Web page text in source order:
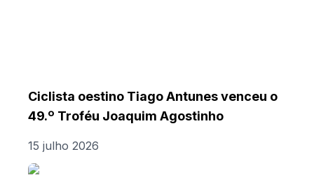
Ciclista oestino Tiago Antunes venceu o
49.º Troféu Joaquim Agostinho
15 julho 2026